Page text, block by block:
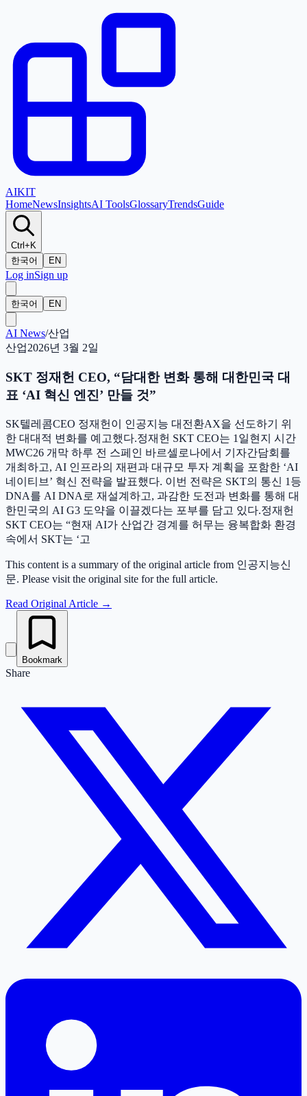
AIKIT
HomeNewsInsightsAI ToolsGlossaryTrendsGuide
Ctrl+K
한국어
EN
Log inSign up
한국어 EN
AI News/산업
산업2026년 3월 2일
SKT 정재헌 CEO, “담대한 변화 통해 대한민국 대
표 ‘AI 혁신 엔진’ 만들 것”
SK텔레콤CEO 정재헌이 인공지능 대전환AX을 선도하기 위
한 대대적 변화를 예고했다.정재헌 SKT CEO는 1일현지 시간
MWC26 개막 하루 전 스페인 바르셀로나에서 기자간담회를
개최하고, AI 인프라의 재편과 대규모 투자 계획을 포함한 ‘AI
네이티브’ 혁신 전략을 발표했다. 이번 전략은 SKT의 통신 1등
DNA를 AI DNA로 재설계하고, 과감한 도전과 변화를 통해 대
한민국의 AI G3 도약을 이끌겠다는 포부를 담고 있다.정재헌
SKT CEO는 “현재 AI가 산업간 경계를 허무는 융복합화 환경
속에서 SKT는 ‘고
This content is a summary of the original article from 인공지능신
문. Please visit the original site for the full article.
Read Original Article →
Bookmark
Share